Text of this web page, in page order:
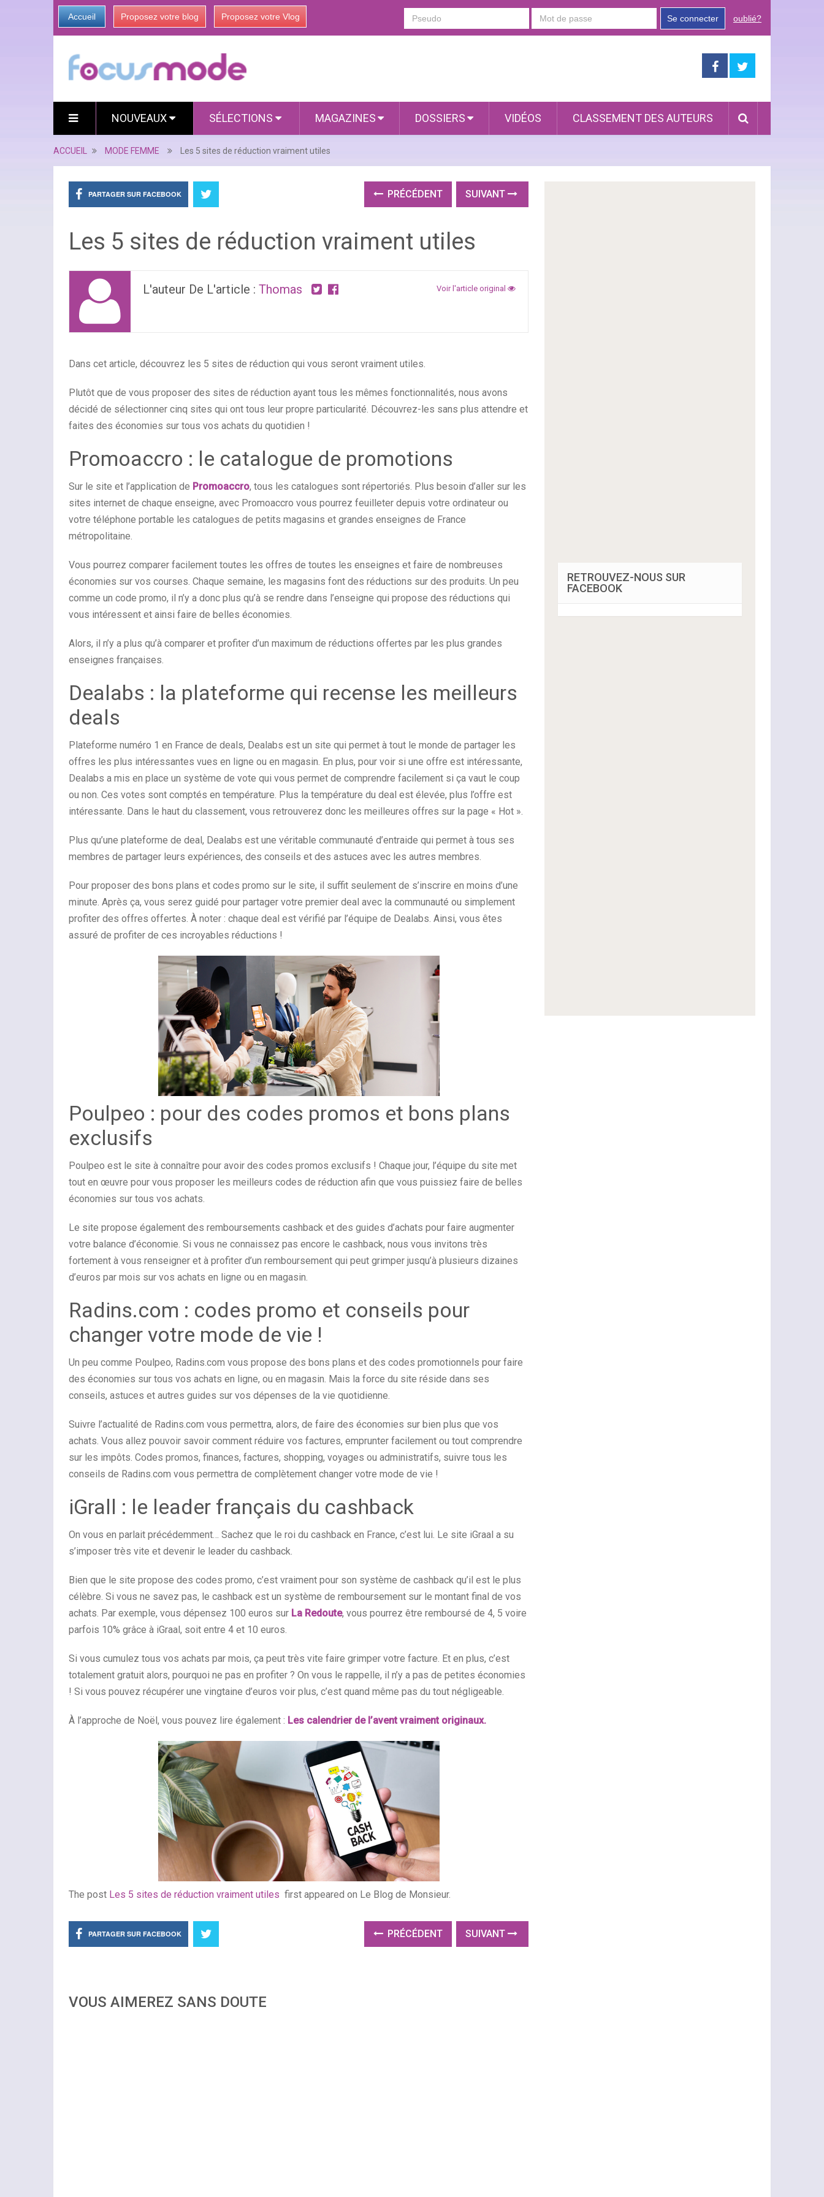
Accueil Proposez votre blog Proposez votre Vlog Se connecter oublié?
NOUVEAUX SÉLECTIONS MAGAZINES DOSSIERS VIDÉOS CLASSEMENT DES AUTEURS
ACCUEIL MODE FEMME Les 5 sites de réduction vraiment utiles
PARTAGER SUR FACEBOOK PRÉCÉDENT SUIVANT
Les 5 sites de réduction vraiment utiles
L'auteur De L'article : Thomas Voir l'article original
Dans cet article, découvrez les 5 sites de réduction qui vous seront vraiment utiles.
Plutôt que de vous proposer des sites de réduction ayant tous les mêmes fonctionnalités, nous avons
décidé de sélectionner cinq sites qui ont tous leur propre particularité. Découvrez-les sans plus attendre et
faites des économies sur tous vos achats du quotidien !
Promoaccro : le catalogue de promotions
Sur le site et l’application de Promoaccro, tous les catalogues sont répertoriés. Plus besoin d’aller sur les
sites internet de chaque enseigne, avec Promoaccro vous pourrez feuilleter depuis votre ordinateur ou
votre téléphone portable les catalogues de petits magasins et grandes enseignes de France
métropolitaine.
Vous pourrez comparer facilement toutes les offres de toutes les enseignes et faire de nombreuses
économies sur vos courses. Chaque semaine, les magasins font des réductions sur des produits. Un peu
comme un code promo, il n’y a donc plus qu’à se rendre dans l’enseigne qui propose des réductions qui
vous intéressent et ainsi faire de belles économies.
Alors, il n’y a plus qu’à comparer et profiter d’un maximum de réductions offertes par les plus grandes
enseignes françaises.
Dealabs : la plateforme qui recense les meilleurs
deals
Plateforme numéro 1 en France de deals, Dealabs est un site qui permet à tout le monde de partager les
offres les plus intéressantes vues en ligne ou en magasin. En plus, pour voir si une offre est intéressante,
Dealabs a mis en place un système de vote qui vous permet de comprendre facilement si ça vaut le coup
ou non. Ces votes sont comptés en température. Plus la température du deal est élevée, plus l’offre est
intéressante. Dans le haut du classement, vous retrouverez donc les meilleures offres sur la page « Hot ».
Plus qu’une plateforme de deal, Dealabs est une véritable communauté d’entraide qui permet à tous ses
membres de partager leurs expériences, des conseils et des astuces avec les autres membres.
Pour proposer des bons plans et codes promo sur le site, il suffit seulement de s’inscrire en moins d’une
minute. Après ça, vous serez guidé pour partager votre premier deal avec la communauté ou simplement
profiter des offres offertes. À noter : chaque deal est vérifié par l’équipe de Dealabs. Ainsi, vous êtes
assuré de profiter de ces incroyables réductions !
Poulpeo : pour des codes promos et bons plans
exclusifs
Poulpeo est le site à connaître pour avoir des codes promos exclusifs ! Chaque jour, l’équipe du site met
tout en œuvre pour vous proposer les meilleurs codes de réduction afin que vous puissiez faire de belles
économies sur tous vos achats.
Le site propose également des remboursements cashback et des guides d’achats pour faire augmenter
votre balance d’économie. Si vous ne connaissez pas encore le cashback, nous vous invitons très
fortement à vous renseigner et à profiter d’un remboursement qui peut grimper jusqu’à plusieurs dizaines
d’euros par mois sur vos achats en ligne ou en magasin.
Radins.com : codes promo et conseils pour
changer votre mode de vie !
Un peu comme Poulpeo, Radins.com vous propose des bons plans et des codes promotionnels pour faire
des économies sur tous vos achats en ligne, ou en magasin. Mais la force du site réside dans ses
conseils, astuces et autres guides sur vos dépenses de la vie quotidienne.
Suivre l’actualité de Radins.com vous permettra, alors, de faire des économies sur bien plus que vos
achats. Vous allez pouvoir savoir comment réduire vos factures, emprunter facilement ou tout comprendre
sur les impôts. Codes promos, finances, factures, shopping, voyages ou administratifs, suivre tous les
conseils de Radins.com vous permettra de complètement changer votre mode de vie !
iGrall : le leader français du cashback
On vous en parlait précédemment… Sachez que le roi du cashback en France, c’est lui. Le site iGraal a su
s’imposer très vite et devenir le leader du cashback.
Bien que le site propose des codes promo, c’est vraiment pour son système de cashback qu’il est le plus
célèbre. Si vous ne savez pas, le cashback est un système de remboursement sur le montant final de vos
achats. Par exemple, vous dépensez 100 euros sur La Redoute, vous pourrez être remboursé de 4, 5 voire
parfois 10% grâce à iGraal, soit entre 4 et 10 euros.
Si vous cumulez tous vos achats par mois, ça peut très vite faire grimper votre facture. Et en plus, c’est
totalement gratuit alors, pourquoi ne pas en profiter ? On vous le rappelle, il n’y a pas de petites économies
! Si vous pouvez récupérer une vingtaine d’euros voir plus, c’est quand même pas du tout négligeable.
À l’approche de Noël, vous pouvez lire également : Les calendrier de l’avent vraiment originaux.
The post Les 5 sites de réduction vraiment utiles first appeared on Le Blog de Monsieur.
PARTAGER SUR FACEBOOK PRÉCÉDENT SUIVANT
VOUS AIMEREZ SANS DOUTE
RETROUVEZ-NOUS SUR
FACEBOOK